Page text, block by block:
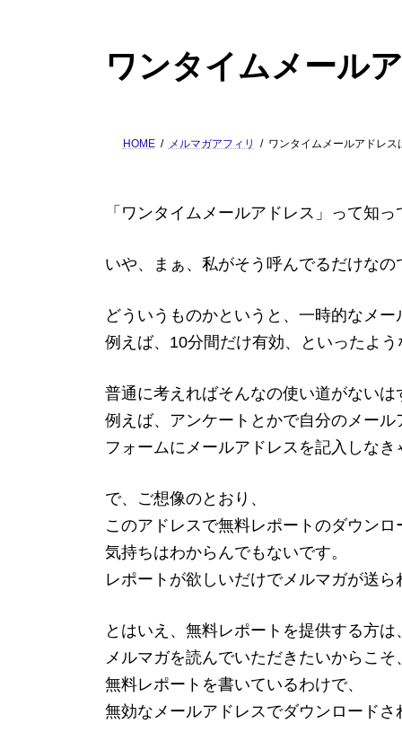
ワンタイムメール
HOME メルマガアフィリ ワンタイムメールアドレス
「ワンタイムメールアドレス」って知っ
いや、まぁ、私がそう呼んでるだけなの
どういうものかというと、一時的なメー
例えば、10分間だけ有効、といったよう
普通に考えればそんなの使い道がないは
例えば、アンケートとかで自分のメール
フォームにメールアドレスを記入しな
で、ご想像のとおり、
このアドレスで無料レポートのダウンロ
気持ちはわからんでもないです。
レポートが欲しいだけでメルマガが送ら
とはいえ、無料レポートを提供する方は、
メルマガを読んでいただきたいからこそ、
無料レポートを書いているわけで、
無効なメールアドレスでダウンロードさ